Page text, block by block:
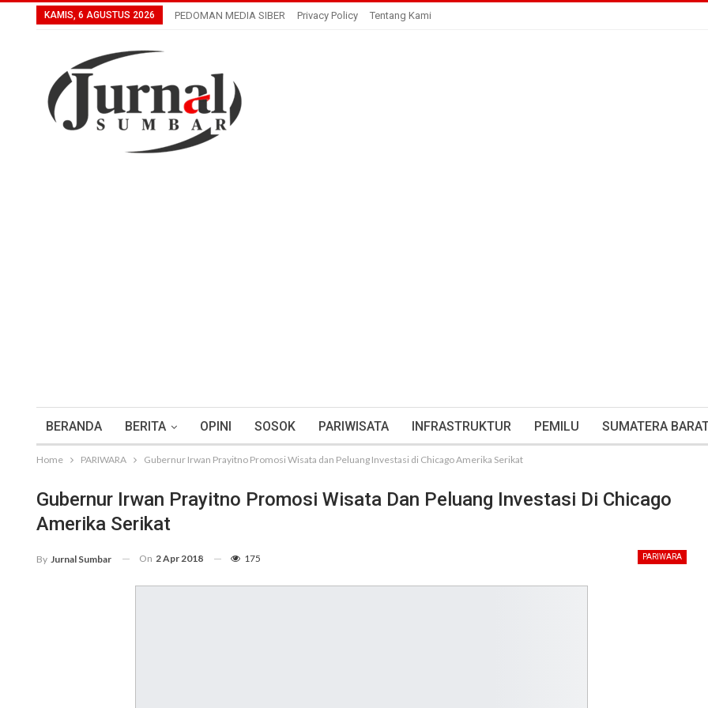
KAMIS, 6 AGUSTUS 2026 PEDOMAN MEDIA SIBER Privacy Policy Tentang Kami
BERANDA BERITA OPINI SOSOK PARIWISATA INFRASTRUKTUR PEMILU SUMATERA
Home PARIWARA Gubernur Irwan Prayitno Promosi Wisata dan Peluang Investasi di Chicago Amerika Serikat
Gubernur Irwan Prayitno Promosi Wisata Dan Peluang Investasi Di Chicago
Amerika Serikat
PARIWARA
By Jurnal Sumbar On 2 Apr 2018 175